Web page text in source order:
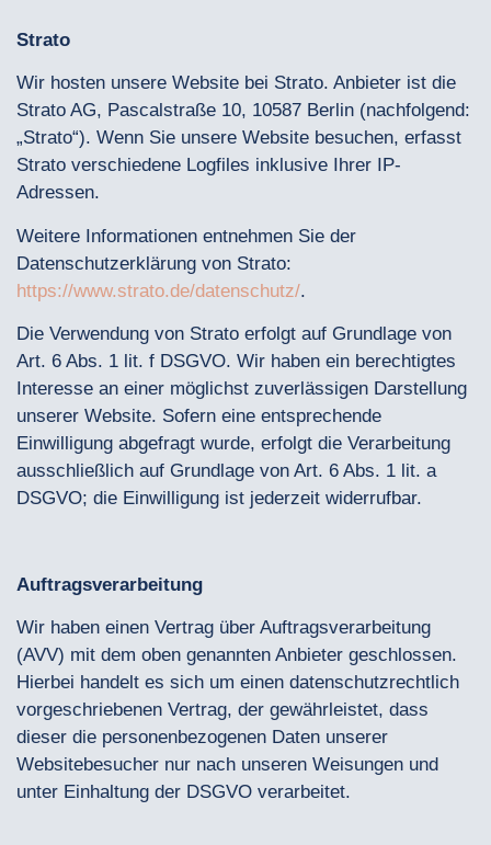
Strato
Wir hosten unsere Website bei Strato. Anbieter ist die
Strato AG, Pascalstraße 10, 10587 Berlin (nachfolgend:
„Strato“). Wenn Sie unsere Website besuchen, erfasst
Strato verschiedene Logfiles inklusive Ihrer IP-
Adressen.
Weitere Informationen entnehmen Sie der
Datenschutzerklärung von Strato:
https://www.strato.de/datenschutz/.
Die Verwendung von Strato erfolgt auf Grundlage von
Art. 6 Abs. 1 lit. f DSGVO. Wir haben ein berechtigtes
Interesse an einer möglichst zuverlässigen Darstellung
unserer Website. Sofern eine entsprechende
Einwilligung abgefragt wurde, erfolgt die Verarbeitung
ausschließlich auf Grundlage von Art. 6 Abs. 1 lit. a
DSGVO; die Einwilligung ist jederzeit widerrufbar.
Auftragsverarbeitung
Wir haben einen Vertrag über Auftragsverarbeitung
(AVV) mit dem oben genannten Anbieter geschlossen.
Hierbei handelt es sich um einen datenschutzrechtlich
vorgeschriebenen Vertrag, der gewährleistet, dass
dieser die personenbezogenen Daten unserer
Websitebesucher nur nach unseren Weisungen und
unter Einhaltung der DSGVO verarbeitet.